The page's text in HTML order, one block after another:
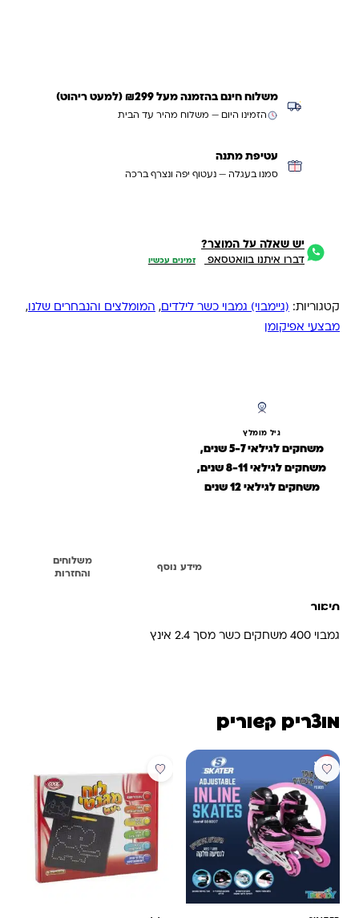
משלוח חינם בהזמנה מעל ₪299 (למעט ריהוט)
הזמינו היום — משלוח מהיר עד הבית
עטיפת מתנה
סמנו בעגלה — נעטוף יפה ונצרף ברכה
יש שאלה על המוצר?
דברו איתנו בוואטסאפ זמינים עכשיו
קטגוריות: (גיימבוי) גמבוי כשר לילדים, המומלצים והנבחרים שלנו ,
מבצעי אפיקומן
גיל מומלץ
משחקים לגילאי 5-7 שנים,
משחקים לגילאי 8-11 שנים,
משחקים לגילאי 12 שנים
מידע נוסף
משלוחים
והחזרות
תיאור
גמבוי 400 משחקים כשר מסך 2.4 אינץ
מוצרים קשורים
מבצע מבצע